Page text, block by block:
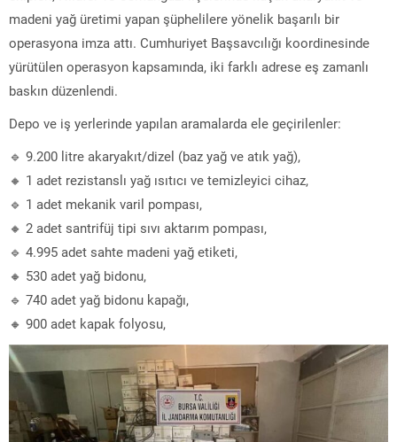
madeni yağ üretimi yapan şüphelilere yönelik başarılı bir
operasyona imza attı. Cumhuriyet Başsavcılığı koordinesinde
yürütülen operasyon kapsamında, iki farklı adrese eş zamanlı
baskın düzenlendi.
Depo ve iş yerlerinde yapılan aramalarda ele geçirilenler:
🔹 9.200 litre akaryakıt/dizel (baz yağ ve atık yağ),
🔸 1 adet rezistanslı yağ ısıtıcı ve temizleyici cihaz,
🔹 1 adet mekanik varil pompası,
🔸 2 adet santrifüj tipi sıvı aktarım pompası,
🔹 4.995 adet sahte madeni yağ etiketi,
🔸 530 adet yağ bidonu,
🔹 740 adet yağ bidonu kapağı,
🔸 900 adet kapak folyosu,